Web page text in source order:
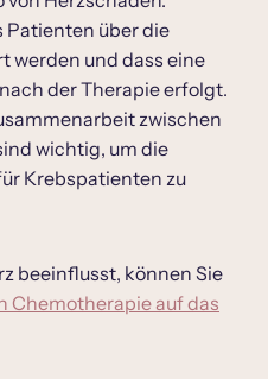
Patienten über die
werden und dass eine
der Therapie erfolgt.
zwischen
wichtig, um die
Krebspatienten zu
beeinflusst, können Sie
Chemotherapie auf das